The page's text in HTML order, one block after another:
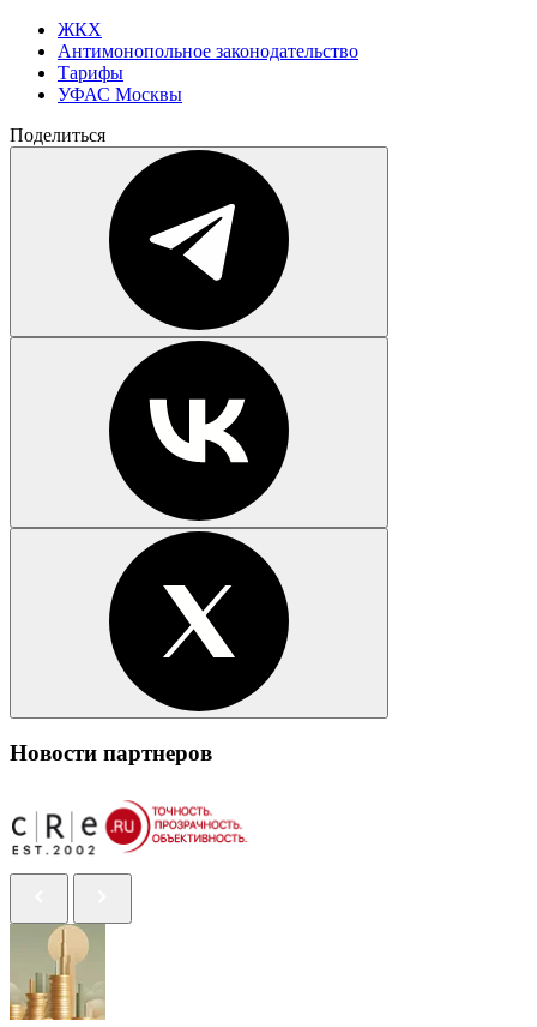
ЖКХ
Антимонопольное законодательство
Тарифы
УФАС Москвы
Поделиться
Новости партнеров